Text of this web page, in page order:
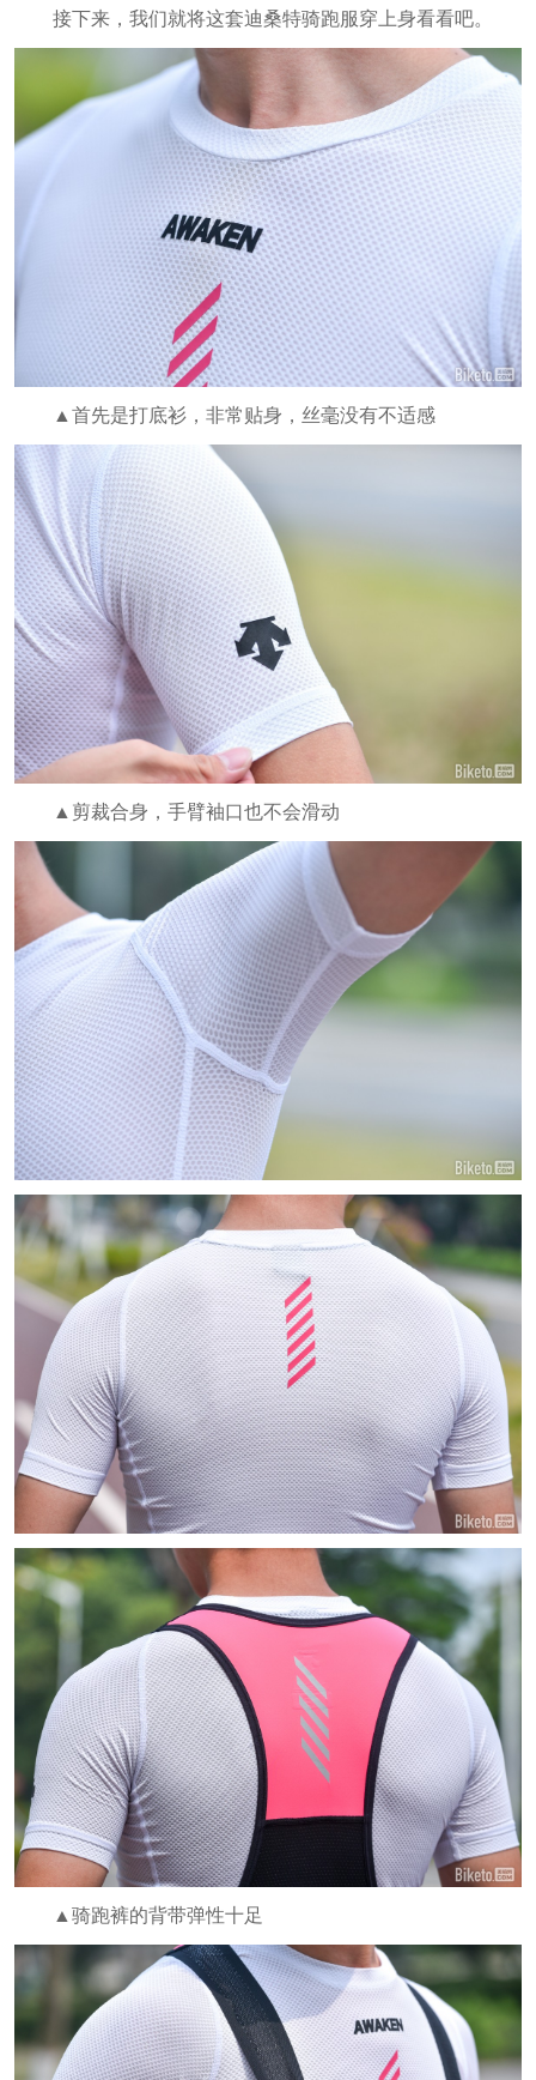
接下来，我们就将这套迪桑特骑跑服穿上身看看吧。
▲首先是打底衫，非常贴身，丝毫没有不适感
▲剪裁合身，手臂袖口也不会滑动
▲骑跑裤的背带弹性十足